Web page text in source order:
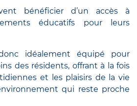
bénéficier d’un accès à
éducatifs pour leurs
idéalement équipé pour
des résidents, offrant à la fois
et les plaisirs de la vie
qui reste proche